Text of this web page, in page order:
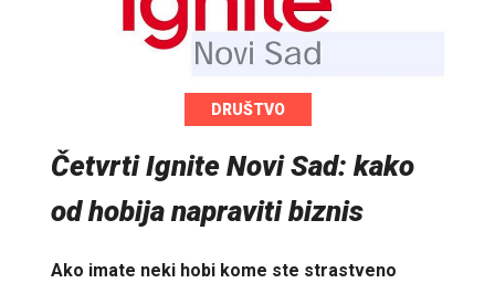
DRUŠTVO
Četvrti Ignite Novi Sad: kako
od hobija napraviti biznis
Ako imate neki hobi kome ste strastveno